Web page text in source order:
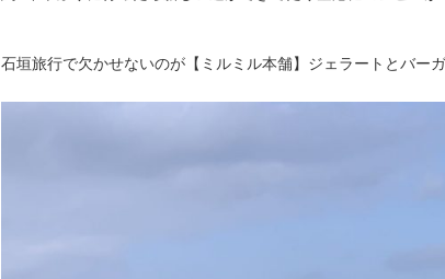
石垣旅行で欠かせないのが【ミルミル本舗】ジェラートとバー